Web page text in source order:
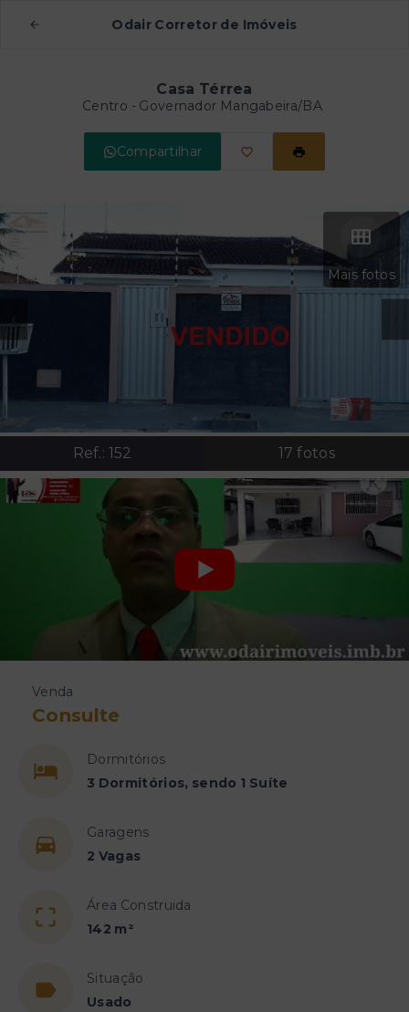
Odair Corretor de Imóveis
Casa Térrea
Centro - Governador Mangabeira/BA
Compartilhar
Mais fotos
Ref.: 152 17 fotos
Venda
Consulte
Dormitórios
3 Dormitórios, sendo 1 Suíte
Garagens
2 Vagas
Área Construida
142 m²
Situação
Usado